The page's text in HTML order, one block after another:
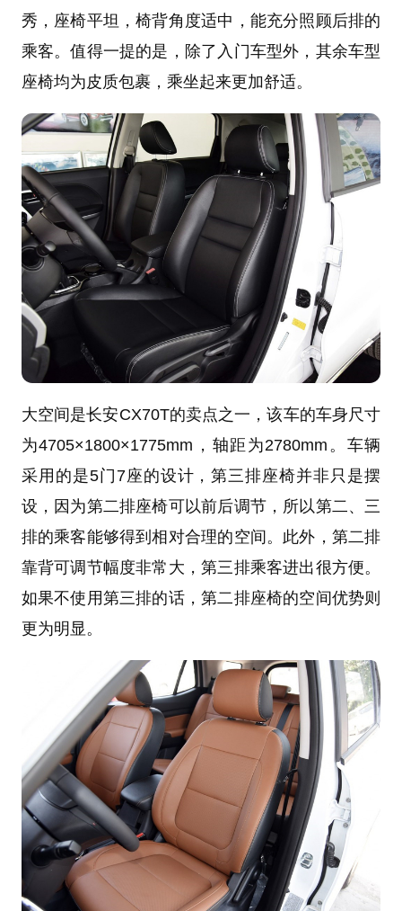
秀，座椅平坦，椅背角度适中，能充分照顾后排的
乘客。值得一提的是，除了入门车型外，其余车型
座椅均为皮质包裹，乘坐起来更加舒适。
大空间是长安CX70T的卖点之一，该车的车身尺寸
为4705×1800×1775mm， 轴距 为2780mm。车辆
采用的是5门 7座的设计，第三排座椅并非只是摆
设，因为第二排座椅可以前后调节，所以第二、三
排的乘客能够得到相对合理的空间。此外，第二排
靠背可调节幅度非常大，第三排乘客进出很方便。
如果不使用第三排的话，第二排座椅的空间优势则
更为明显。